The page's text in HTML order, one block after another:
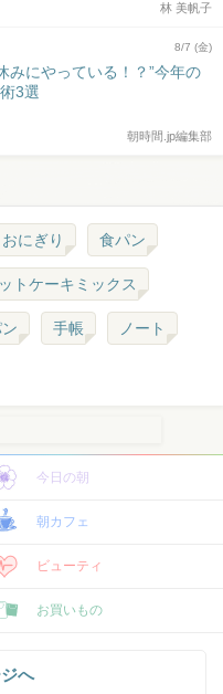
林 美帆子
8/7 (金)
みにやっている！？”今年の
3選
朝時間.jp編集部
おにぎり 食パン
トケーキミックス
手帳 ノート
今日の朝
朝カフェ
ビューティ
お買いもの
へ